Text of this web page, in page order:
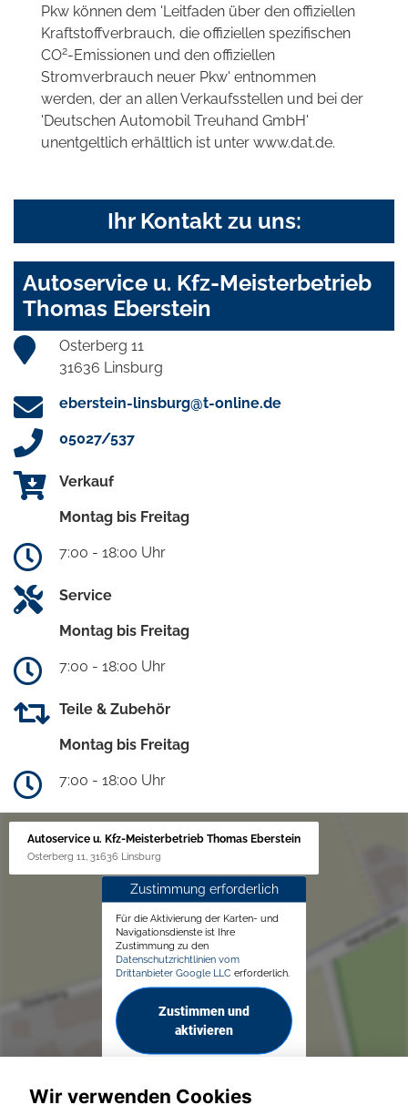
Pkw können dem 'Leitfaden über den offiziellen
Kraftstoffverbrauch, die offiziellen spezifischen
CO2-Emissionen und den offiziellen
Stromverbrauch neuer Pkw' entnommen
werden, der an allen Verkaufsstellen und bei der
'Deutschen Automobil Treuhand GmbH'
unentgeltlich erhältlich ist unter www.dat.de.
Ihr Kontakt zu uns:
Autoservice u. Kfz-Meisterbetrieb
Thomas Eberstein
Osterberg 11
31636 Linsburg
eberstein-linsburg@t-online.de
05027/537
Verkauf
Montag bis Freitag
7:00 - 18:00 Uhr
Service
Montag bis Freitag
7:00 - 18:00 Uhr
Teile & Zubehör
Montag bis Freitag
7:00 - 18:00 Uhr
Autoservice u. Kfz-Meisterbetrieb Thomas Eberstein
Osterberg 11, 31636 Linsburg
Zustimmung erforderlich
Für die Aktivierung der Karten- und
Navigationsdienste ist Ihre
Zustimmung zu den
Datenschutzrichtlinien vom
Drittanbieter Google LLC erforderlich.
Zustimmen und
aktivieren
Wir verwenden Cookies